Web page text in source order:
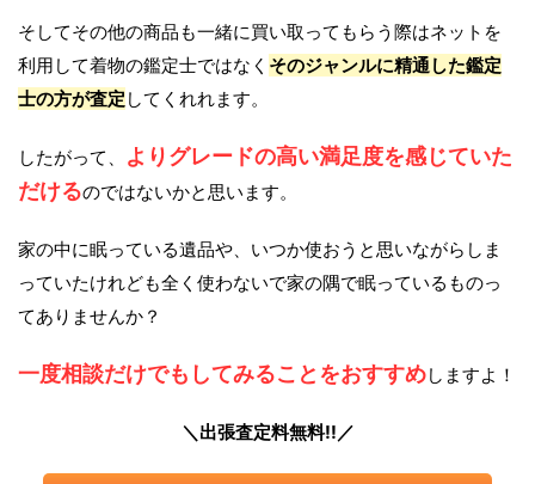
そしてその他の商品も一緒に買い取ってもらう際はネットを
利用して着物の鑑定士ではなく そのジャンルに精通した鑑定
士の方が査定 してくれれます。
したがって、
よりグレードの高い満足度を感じていた
だけるのではないかと思います。
家の中に眠っている遺品や、いつか使おうと思いながらしま
っていたけれども全く使わないで家の隅で眠っているものっ
てありませんか？
一度相談だけでもしてみることをおすすめしますよ！
＼出張査定料無料!!／